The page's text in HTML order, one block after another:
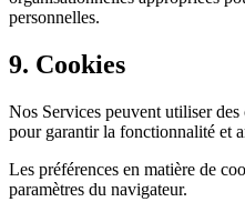
personnelles.
9. Cookies
Nos Services peuvent utiliser
pour garantir la fonctionnalité et
Les préférences en matière de
paramètres du navigateur.